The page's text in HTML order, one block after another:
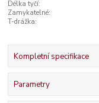
Délka tyčí:
Zamykatelné:
T-drážka:
Kompletní specifikace
Parametry